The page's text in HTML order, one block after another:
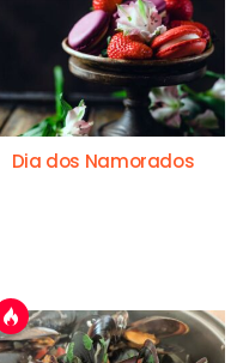
Dia dos Namorados